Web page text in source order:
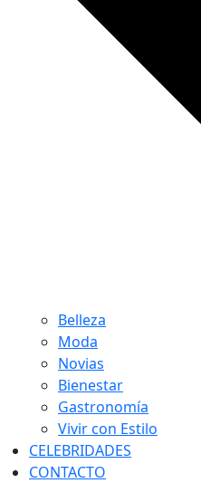
Belleza
Moda
Novias
Bienestar
Gastronomía
Vivir con Estilo
CELEBRIDADES
CONTACTO